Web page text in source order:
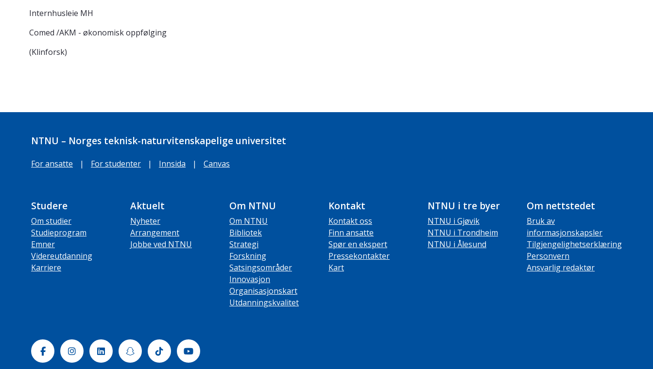
Internhusleie MH
Comed /AKM - økonomisk oppfølging
(Klinforsk)
NTNU – Norges teknisk-naturvitenskapelige universitet
For ansatte | For studenter | Innsida | Canvas
Studere
Om studier
Studieprogram
Emner
Videreutdanning
Karriere
Aktuelt
Nyheter
Arrangement
Jobbe ved NTNU
Om NTNU
Om NTNU
Bibliotek
Strategi
Forskning
Satsingsområder
Innovasjon
Organisasjonskart
Utdanningskvalitet
Kontakt
Kontakt oss
Finn ansatte
Spør en ekspert
Pressekontakter
Kart
NTNU i tre byer
NTNU i Gjøvik
NTNU i Trondheim
NTNU i Ålesund
Om nettstedet
Bruk av
informasjonskapsler
Tilgjengelighetserklæring
Personvern
Ansvarlig redaktør
FacebookInstagramLinkedinSnapchatTiktok Youtube